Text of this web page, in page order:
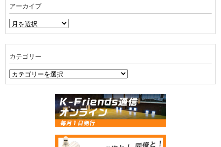
アーカイブ
ア
ー
ブ
カテゴリー
カ
テ